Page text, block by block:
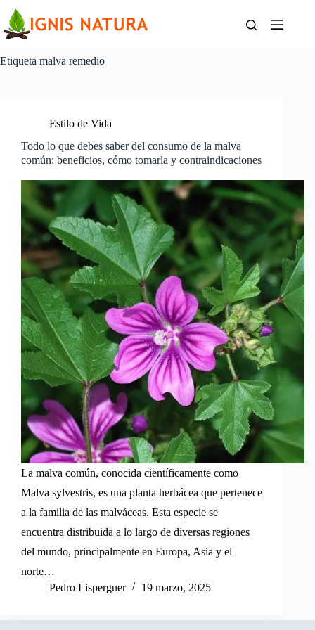
contenido
Etiqueta malva remedio
Estilo de Vida
Todo lo que debes saber del consumo de la malva
común: beneficios, cómo tomarla y contraindicaciones
La malva común, conocida científicamente como
Malva sylvestris, es una planta herbácea que pertenece
a la familia de las malváceas. Esta especie se
encuentra distribuida a lo largo de diversas regiones
del mundo, principalmente en Europa, Asia y el
norte…
Pedro Lisperguer
19 marzo, 2025